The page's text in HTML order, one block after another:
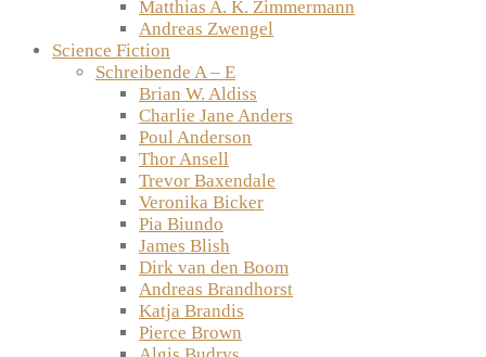
Matthias A. K. Zimmermann
Andreas Zwengel
Science Fiction
Schreibende A – E
Brian W. Aldiss
Charlie Jane Anders
Poul Anderson
Thor Ansell
Trevor Baxendale
Veronika Bicker
Pia Biundo
James Blish
Dirk van den Boom
Andreas Brandhorst
Katja Brandis
Pierce Brown